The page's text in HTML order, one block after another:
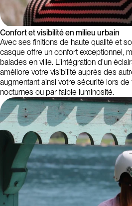
Confort et visibilité en milieu urbain
Avec ses finitions de haute qualité et
casque offre un confort exceptionnel,
balades en ville. L’intégration d’un
améliore votre visibilité auprès des
augmentant ainsi votre sécurité lors
nocturnes ou par faible luminosité.